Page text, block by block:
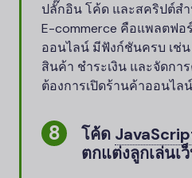
ปลั๊กอิน โค้ด และสคริปต์ส
E-commerce คือแพลตฟ
ออนไลน์ มีฟังก์ชันครบ เช่
สินค้า ชำระเงิน และจัดกา
ต้องการเปิดร้านค้าออนไล
โค้ด
ตกแต่งลูกเล่นเ